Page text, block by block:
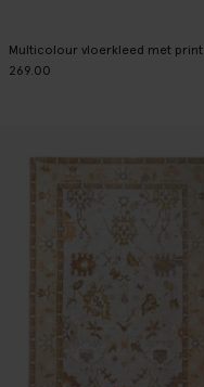
Multicolour vloerkleed met print
269.00